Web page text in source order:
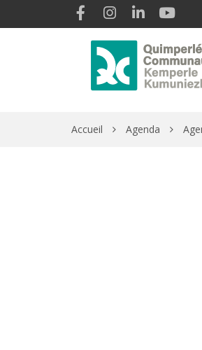
Gestion des traceurs Lien vers le compte
Lien vers le
Lien vers
Accueil Agenda